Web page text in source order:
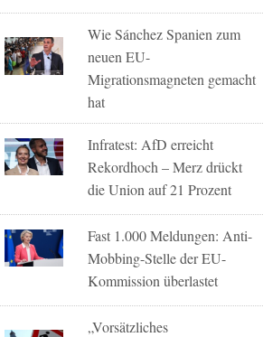
Wie Sánchez Spanien zum
neuen EU-
Migrationsmagneten gemacht
hat
Infratest: AfD erreicht
Rekordhoch – Merz drückt
die Union auf 21 Prozent
Fast 1.000 Meldungen: Anti-
Mobbing-Stelle der EU-
Kommission überlastet
„Vorsätzliches